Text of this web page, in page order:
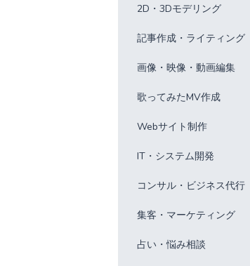
2D・3Dモデリング
記事作成・ライティング
画像・映像・動画編集
歌ってみたMV作成
Webサイト制作
IT・システム開発
コンサル・ビジネス代行
集客・マーケティング
占い・悩み相談